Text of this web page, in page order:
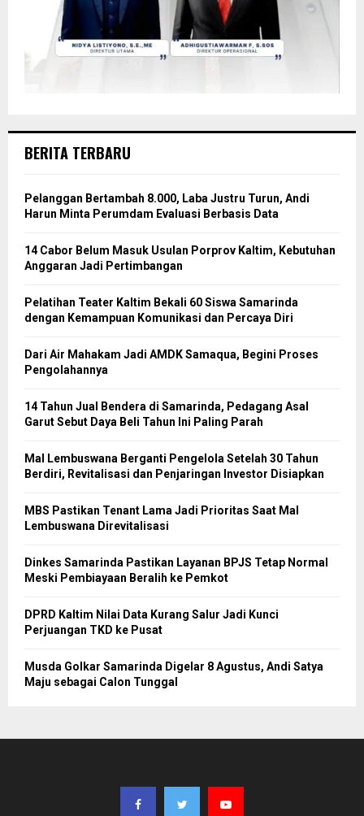
BERITA TERBARU
Pelanggan Bertambah 8.000, Laba Justru Turun, Andi
Harun Minta Perumdam Evaluasi Berbasis Data
14 Cabor Belum Masuk Usulan Porprov Kaltim, Kebutuhan
Anggaran Jadi Pertimbangan
Pelatihan Teater Kaltim Bekali 60 Siswa Samarinda
dengan Kemampuan Komunikasi dan Percaya Diri
Dari Air Mahakam Jadi AMDK Samaqua, Begini Proses
Pengolahannya
14 Tahun Jual Bendera di Samarinda, Pedagang Asal
Garut Sebut Daya Beli Tahun Ini Paling Parah
Mal Lembuswana Berganti Pengelola Setelah 30 Tahun
Berdiri, Revitalisasi dan Penjaringan Investor Disiapkan
MBS Pastikan Tenant Lama Jadi Prioritas Saat Mal
Lembuswana Direvitalisasi
Dinkes Samarinda Pastikan Layanan BPJS Tetap Normal
Meski Pembiayaan Beralih ke Pemkot
DPRD Kaltim Nilai Data Kurang Salur Jadi Kunci
Perjuangan TKD ke Pusat
Musda Golkar Samarinda Digelar 8 Agustus, Andi Satya
Maju sebagai Calon Tunggal